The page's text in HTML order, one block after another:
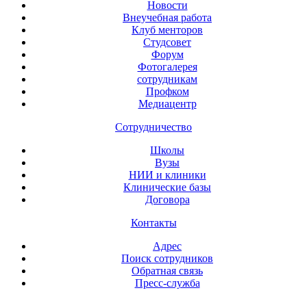
Новости
Внеучебная работа
Клуб менторов
Студсовет
Форум
Фотогалерея
сотрудникам
Профком
Медиацентр
Сотрудничество
Школы
Вузы
НИИ и клиники
Клинические базы
Договора
Контакты
Адрес
Поиск сотрудников
Обратная связь
Пресс-служба